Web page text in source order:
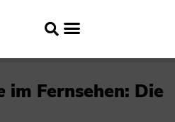
im Fernsehen: Die